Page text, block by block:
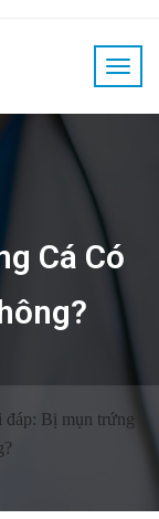
Cá Có
đáp: Bị mụn trứng